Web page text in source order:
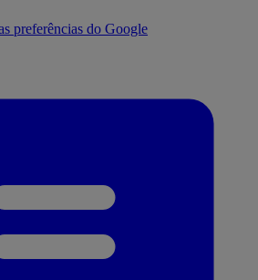
preferências do Google